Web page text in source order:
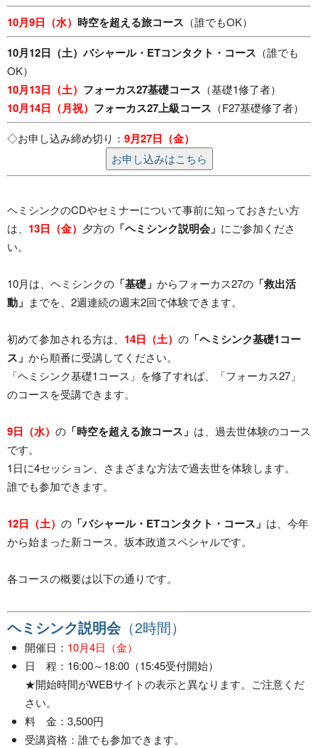
10月9日（水） 時空を超える旅コース （誰でもOK）
10月12日（土）バシャール・ETコンタクト・コース （誰でも
OK）
10月13日（土） フォーカス27基礎コース （基礎1修了者）
10月14日（月祝） フォーカス27上級コース （F27基礎修了者）
◇お申し込み締め切り： 9月27日（金）
お申し込みはこちら
ヘミシンクのCDやセミナーについて事前に知っておきたい方
は、 13日（金） 夕方の 「ヘミシンク説明会」 にご参加くださ
い。
10月は、ヘミシンクの 「基礎」 からフォーカス27の 「救出活
動」 までを、2週連続の週末2回で体験できます。
初めて参加される方は、 14日（土） の 「ヘミシンク基礎1コー
ス」 から順番に受講してください。
「ヘミシンク基礎1コース」を修了すれば、「フォーカス27」
のコースを受講できます。
9日（水） の 「時空を超える旅コース」 は、過去世体験のコース
です。
1日に4セッション、さまざまな方法で過去世を体験します。
誰でも参加できます。
12日（土） の 「バシャール・ETコンタクト・コース」 は、今年
から始まった新コース。坂本政道スペシャルです。
各コースの概要は以下の通りです。
ヘミシンク説明会（2時間）
開催日： 10月4日（金）
日 程：16:00～18:00（15:45受付開始）
★開始時間がWEBサイトの表示と異なります。ご注意くだ
さい。
料 金：3,500円
受講資格：誰でも参加できます。